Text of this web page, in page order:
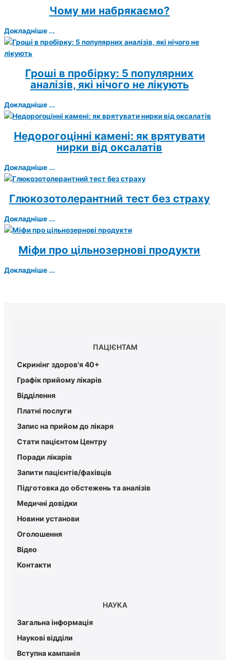
Чому ми набрякаємо?
Докладніше ...
Гроші в пробірку: 5 популярних
аналізів, які нічого не лікують
Докладніше ...
Недорогоцінні камені: як врятувати
нирки від оксалатів
Докладніше ...
Глюкозотолерантний тест без страху
Докладніше ...
Міфи про цільнозернові продукти
Докладніше ...
ПАЦІЄНТАМ
Скринінг здоров'я 40+
Графік прийому лікарів
Відділення
Платні послуги
Запис на прийом до лікаря
Стати пацієнтом Центру
Поради лікарів
Запити пацієнтів/фахівців
Підготовка до обстежень та аналізів
Медичні довідки
Новини установи
Оголошення
Відео
Контакти
НАУКА
Загальна інформація
Наукові відділи
Вступна кампанія